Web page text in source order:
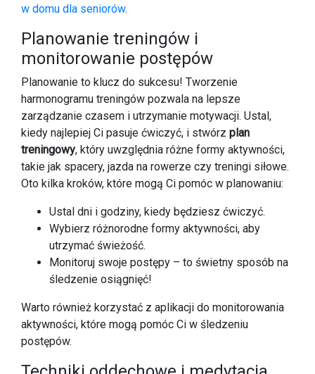
w domu dla seniorów.
Planowanie treningów i
monitorowanie postępów
Planowanie to klucz do sukcesu! Tworzenie
harmonogramu treningów pozwala na lepsze
zarządzanie czasem i utrzymanie motywacji. Ustal,
kiedy najlepiej Ci pasuje ćwiczyć, i stwórz plan
treningowy, który uwzględnia różne formy aktywności,
takie jak spacery, jazda na rowerze czy treningi siłowe.
Oto kilka kroków, które mogą Ci pomóc w planowaniu:
Ustal dni i godziny, kiedy będziesz ćwiczyć.
Wybierz różnorodne formy aktywności, aby
utrzymać świeżość.
Monitoruj swoje postępy – to świetny sposób na
śledzenie osiągnięć!
Warto również korzystać z aplikacji do monitorowania
aktywności, które mogą pomóc Ci w śledzeniu
postępów.